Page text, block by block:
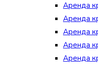
Аренда
Аренда
Аренда
Аренда
Аренда